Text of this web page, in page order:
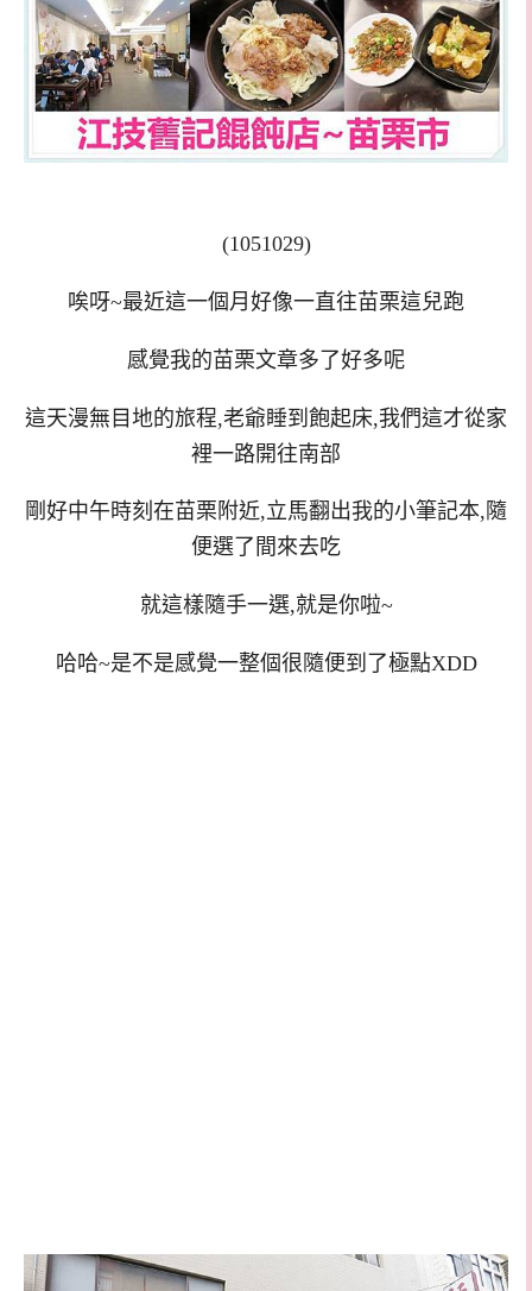
(1051029)
唉呀~最近這一個月好像一直往苗栗這兒跑
感覺我的苗栗文章多了好多呢
這天漫無目地的旅程,老爺睡到飽起床,我們這才從家
裡一路開往南部
剛好中午時刻在苗栗附近,立馬翻出我的小筆記本,隨
便選了間來去吃
就這樣隨手一選,就是你啦~
哈哈~是不是感覺一整個很隨便到了極點XDD